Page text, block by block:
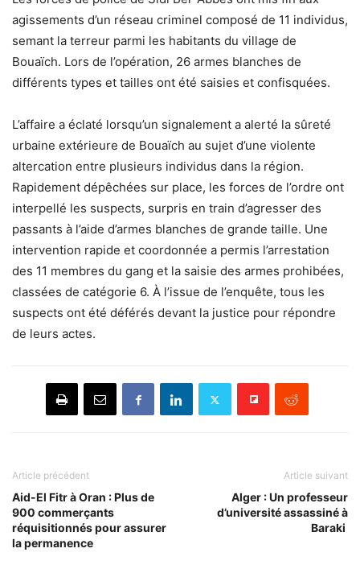
agissements d’un réseau criminel composé de 11 individus,
semant la terreur parmi les habitants du village de
Bouaïch. Lors de l’opération, 26 armes blanches de
différents types et tailles ont été saisies et confisquées.
L’affaire a éclaté lorsqu’un signalement a alerté la sûreté
urbaine extérieure de Bouaïch au sujet d’une violente
altercation entre plusieurs individus dans la région.
Rapidement dépêchées sur place, les forces de l’ordre ont
interpellé les suspects, surpris en train d’agresser des
passants à l’aide d’armes blanches de grande taille. Une
intervention rapide et coordonnée a permis l’arrestation
des 11 membres du gang et la saisie des armes prohibées,
classées de catégorie 6. À l’issue de l’enquête, tous les
suspects ont été déférés devant la justice pour répondre
de leurs actes.
Article précédent
Aid-El Fitr à Oran : Plus de
900 commerçants
réquisitionnés pour assurer
la permanence
Article suivant
Alger : Un professeur
d’université assassiné à
Baraki